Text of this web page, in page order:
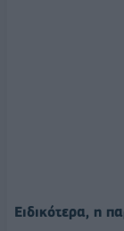
Ειδικότερα, η